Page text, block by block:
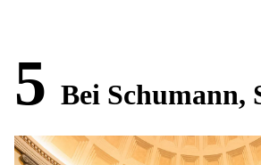
5 Bei Schumann,